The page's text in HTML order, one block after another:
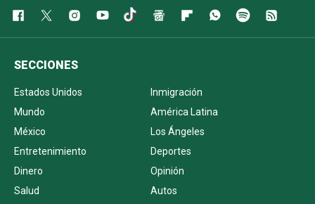
SECCIONES
Estados Unidos
Inmigración
Mundo
América Latina
México
Los Ángeles
Entretenimiento
Deportes
Dinero
Opinión
Salud
Autos